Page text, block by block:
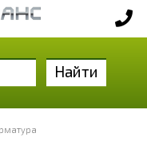
Найти